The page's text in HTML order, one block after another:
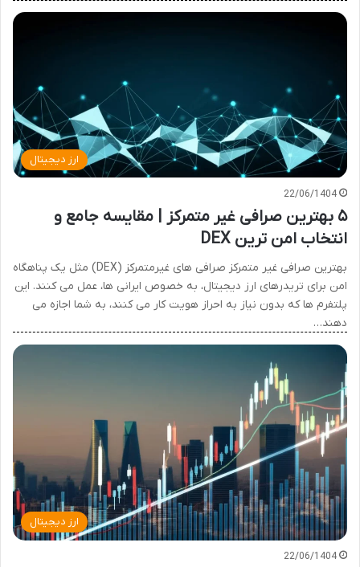
ارز دیجیتال
22/06/1404
۵ بهترین صرافی غیر متمرکز | مقایسه جامع و
انتخاب امن ترین DEX
بهترین صرافی غیر متمرکز صرافی های غیرمتمرکز (DEX) مثل یک پناهگاه
امن برای تریدرهای ارز دیجیتال، به خصوص ایرانی ها، عمل می کنند. این
پلتفرم ها که بدون نیاز به احراز هویت کار می کنند، به شما اجازه می
دهند…
ارز دیجیتال
22/06/1404